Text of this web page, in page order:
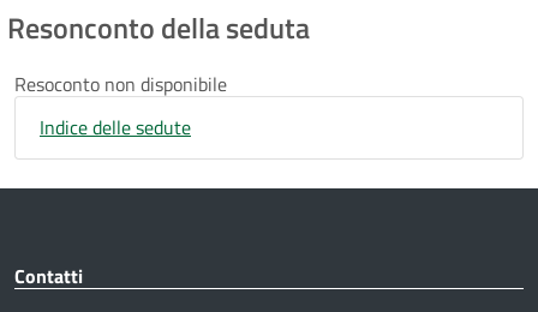
Resonconto della seduta
Resoconto non disponibile
Indice delle sedute
Contatti